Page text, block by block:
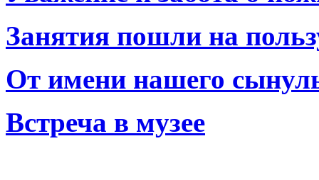
Занятия пошли на
От имени нашего
Встреча в музее